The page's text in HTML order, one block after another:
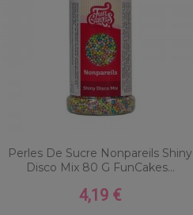
Perles De Sucre Nonpareils Shiny
Disco Mix 80 G FunCakes...
Prix
4,19 €